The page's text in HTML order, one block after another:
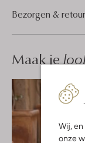
Wij,
onze
Bezorgen &
Maak je